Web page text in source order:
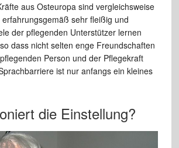
aus Osteuropa sind vergleichsweise
sehr fleißig und
der pflegenden Unterstützer lernen
dass nicht selten enge Freundschaften
Person und der Pflegekraft
ist nur anfangs ein kleines
die Einstellung?